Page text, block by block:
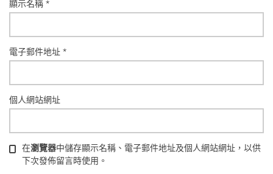
顯示名稱*
電子郵件地址*
個人網站網址
在瀏覽器中儲存顯示名稱、電子郵件地址及個人網站網址，以供
下次發佈留言時使用。